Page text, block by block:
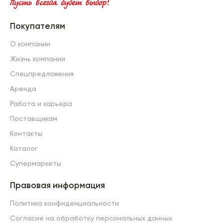
Покупателям
О компании
Жизнь компании
Спецпредложения
Аренда
Работа и карьера
Поставщикам
Контакты
Каталог
Супермаркеты
Правовая информация
Политика конфиденциальности
Согласие на обработку персональных данных